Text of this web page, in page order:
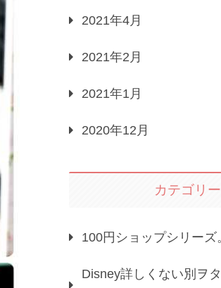
2021年4月
2021年2月
2021年1月
2020年12月
カテゴリー
100円ショップシリーズ
Disney詳しくない別ヲ